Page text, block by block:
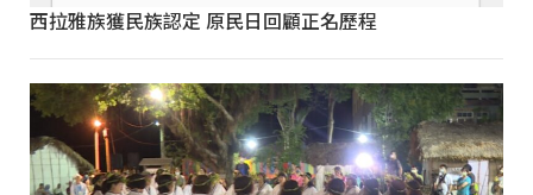
西拉雅族獲民族認定 原民日回顧正名歷程